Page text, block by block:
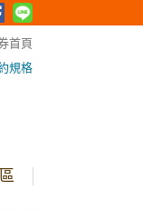
首頁
規格